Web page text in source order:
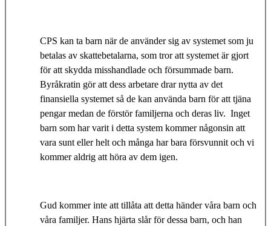
CPS kan ta barn när de använder sig av systemet som ju
betalas av skattebetalarna, som tror att systemet är gjort
för att skydda misshandlade och försummade barn.
Byråkratin gör att dess arbetare drar nytta av det
finansiella systemet så de kan använda barn för att tjäna
pengar medan de förstör familjerna och deras liv. Inget
barn som har varit i detta system kommer någonsin att
vara sunt eller helt och många har bara försvunnit och vi
kommer aldrig att höra av dem igen.
Gud kommer inte att tillåta att detta händer våra barn och
våra familjer. Hans hjärta slår för dessa barn, och han